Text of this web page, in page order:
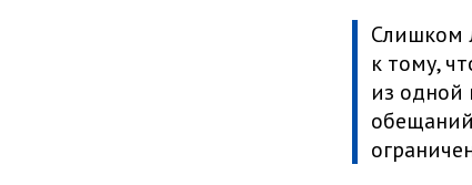
Слишком
к тому,
из одной